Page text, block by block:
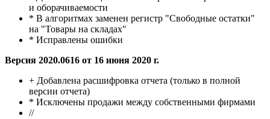
и оборачиваемости
* В алгоритмах заменен регистр "Свободные остатки"
на "Товары на складах"
* Исправлены ошибки
Версия 2020.0616 от 16 июня 2020 г.
+ Добавлена расшифровка отчета (только в полной
версии отчета)
* Исключены продажи между собственными фирмами
//